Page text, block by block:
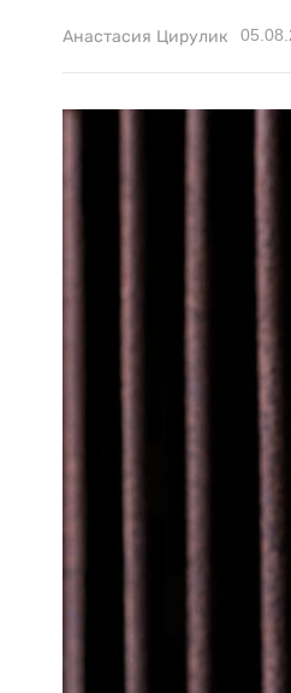
Анастасия Цирулик